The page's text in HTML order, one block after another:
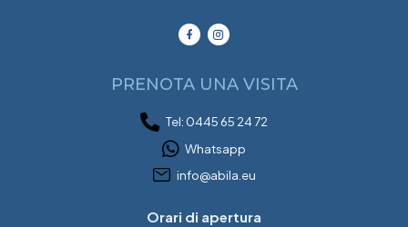
PRENOTA UNA VISITA
Tel: 0445 65 24 72
Whatsapp
info@abila.eu
Orari di apertura